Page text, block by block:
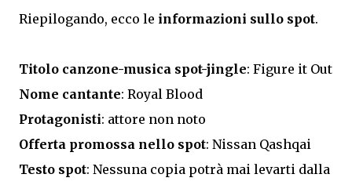
Riepilogando, ecco le informazioni sullo spot.
Titolo canzone-musica spot-jingle: Figure it Out
Nome cantante: Royal Blood
Protagonisti: attore non noto
Offerta promossa nello spot: Nissan Qashqai
Testo spot: Nessuna copia potrà mai levarti dalla